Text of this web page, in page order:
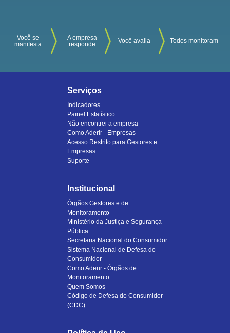
Você se
manifesta
A empresa
responde
Você avalia Todos monitoram
Serviços
Indicadores
Painel Estatístico
Não encontrei a empresa
Como Aderir - Empresas
Acesso Restrito para Gestores e
Empresas
Suporte
Institucional
Órgãos Gestores e de
Monitoramento
Ministério da Justiça e Segurança
Pública
Secretaria Nacional do Consumidor
Sistema Nacional de Defesa do
Consumidor
Como Aderir - Órgãos de
Monitoramento
Quem Somos
Código de Defesa do Consumidor
(CDC)